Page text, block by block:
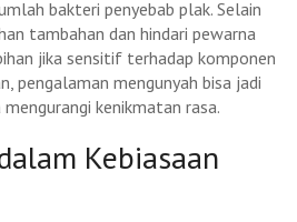
bakteri penyebab plak. Selain
tambahan dan hindari pewarna
jika sensitif terhadap komponen
pengalaman mengunyah bisa jadi
kenikmatan rasa.
Kebiasaan